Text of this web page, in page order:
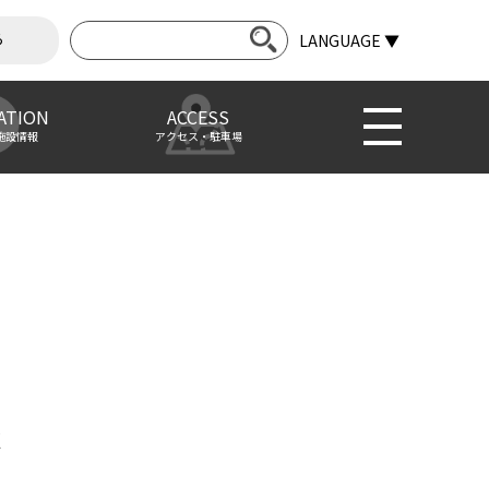
LANGUAGE ▼
設情報
ACCESS
アクセス・駐車場